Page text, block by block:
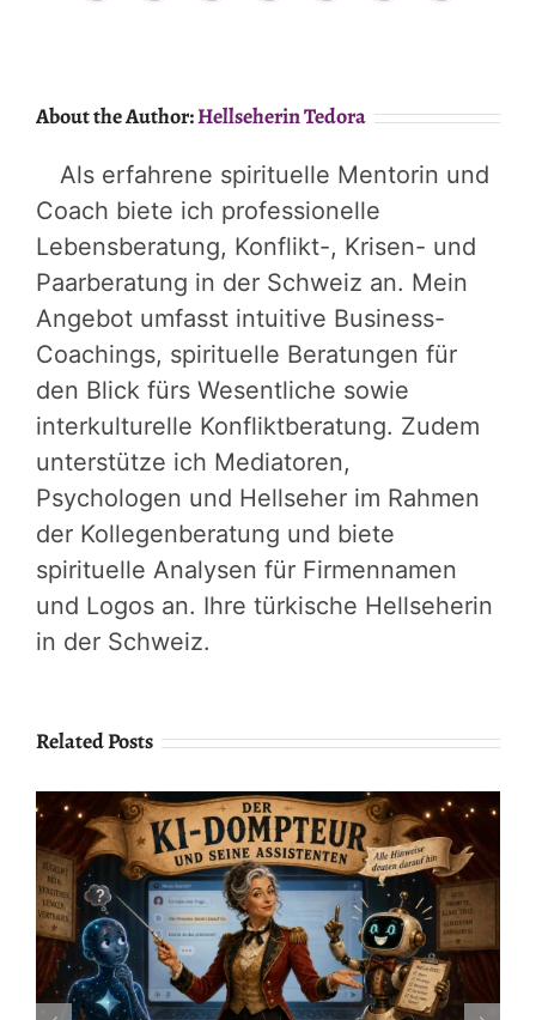
About the Author:Hellseherin Tedora
Als erfahrene spirituelle Mentorin und
Coach biete ich professionelle
Lebensberatung, Konflikt-, Krisen- und
Paarberatung in der Schweiz an. Mein
Angebot umfasst intuitive Business-
Coachings, spirituelle Beratungen für
den Blick fürs Wesentliche sowie
interkulturelle Konfliktberatung. Zudem
unterstütze ich Mediatoren,
Psychologen und Hellseher im Rahmen
der Kollegenberatung und biete
spirituelle Analysen für Firmennamen
und Logos an. Ihre türkische Hellseherin
in der Schweiz.
Related Posts